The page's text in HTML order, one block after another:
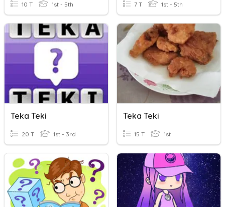
10 T 1st - 5th 7 T 1st - 5th
Teka Teki
20 T 1st - 3rd
Teka Teki
15 T 1st